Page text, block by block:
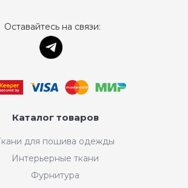
Оставайтесь на связи:
Каталог товаров
для пошива одежды
Интерьерные ткани
Фурнитура